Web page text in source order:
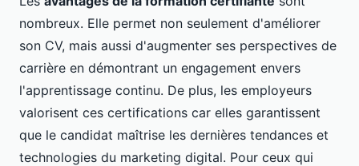
nombreux. Elle permet non seulement d'améliorer
son CV, mais aussi d'augmenter ses perspectives de
carrière en démontrant un engagement envers
l'apprentissage continu. De plus, les employeurs
valorisent ces certifications car elles garantissent
que le candidat maîtrise les dernières tendances et
technologies du marketing digital. Pour ceux qui